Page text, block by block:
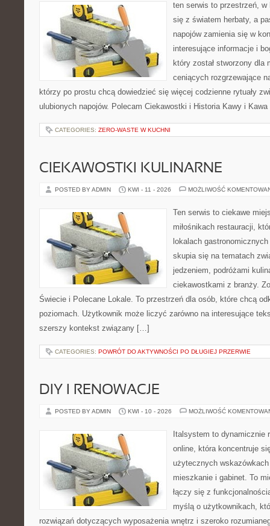
ten serwis to przestrzeń,
się z światem herbaty, a
napojów zamienia się w
interesujące informacje i
który został stworzony dla
ceniących rozgrzewające
którzy po prostu chcą dowiedzieć się więcej codzienne rytuały
ulubionych napojów. Polecam Ciekawostki i Historia Kawy i
CATEGORIES: ZERO-WASTE W KUCHNI
CIEKAWOSTKI KULINARNE
POSTED BY ADMIN KWI - 11 - 2026 MOŻLIWOŚĆ
Ten serwis to ciekawe
miłośnikach restauracji,
lokalach
skupia się na tematach
jedzeniem, podróżami
ciekawostkami z branży.
Świecie i Polecane Lokale. To przestrzeń dla osób, które chcą
poziomach. Użytkownik może liczyć zarówno na interesujące
szerszy kontekst związany […]
CATEGORIES: POWRÓT DO AKTYWNOŚCI PO DŁUGIEJ PRZERWIE
DIY I RENOWACJE
POSTED BY ADMIN KWI - 10 - 2026 MOŻLIWOŚĆ
Italsystem to dynamicznie
online, która koncentruje
użytecznych
mieszkanie i gabinet. To
łączy się z
myślą o użytkownikach,
rozwiązań dotyczących wyposażenia wnętrz i szeroko